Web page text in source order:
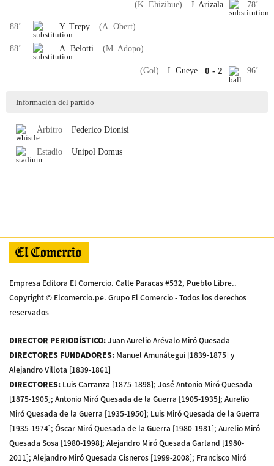
78’
J. Arizala
(K. Ehizibue)
88’ Y. Trepy (A. Obert)
88’ A. Belotti (M. Adopo)
96’
0 -2
I. Gueye
(Gol)
Información del partido
Árbitro Federico Dionisi
Estadio Unipol Domus
Empresa Editora El Comercio. Calle Paracas #532, Pueblo Libre..
Copyright © Elcomercio.pe. Grupo El Comercio - Todos los derechos
reservados
DIRECTOR PERIODÍSTICO:Juan Aurelio Arévalo Miró Quesada
DIRECTORES FUNDADORES: Manuel Amunátegui [1839-1875] y
Alejandro Villota [1839-1861]
DIRECTORES: Luis Carranza [1875-1898]; José Antonio Miró Quesada
[1875-1905]; Antonio Miró Quesada de la Guerra [1905-1935]; Aurelio
Miró Quesada de la Guerra [1935-1950]; Luis Miró Quesada de la Guerra
[1935-1974]; Óscar Miró Quesada de la Guerra [1980-1981]; Aurelio Miró
Quesada Sosa [1980-1998]; Alejandro Miró Quesada Garland [1980-
2011]; Alejandro Miró Quesada Cisneros [1999-2008]; Francisco Miró